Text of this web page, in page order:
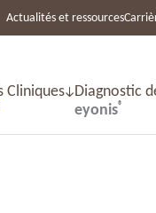
Actualités et ressources
Cliniques
Diagnostic
eyonis®